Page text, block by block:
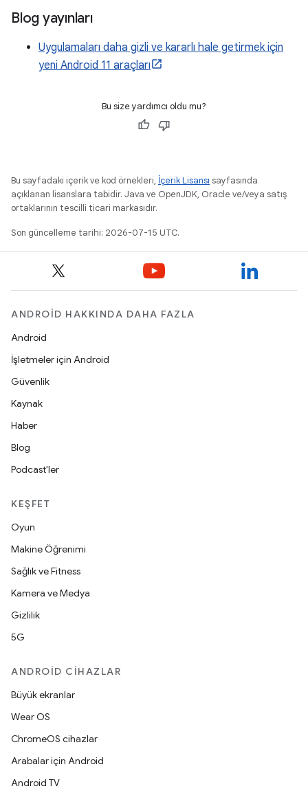
Blog yayınları
Uygulamaları daha gizli ve kararlı hale getirmek için
yeni Android 11 araçları
Bu size yardımcı oldu mu?
Bu sayfadaki içerik ve kod örnekleri, İçerik Lisansı sayfasında
açıklanan lisanslara tabidir. Java ve OpenJDK, Oracle ve/veya satış
ortaklarının tescilli ticari markasıdır.
Son güncelleme tarihi: 2026-07-15 UTC.
ANDROID HAKKINDA DAHA FAZLA
Android
İşletmeler için Android
Güvenlik
Kaynak
Haber
Blog
Podcast'ler
KEŞFET
Oyun
Makine Öğrenimi
Sağlık ve Fitness
Kamera ve Medya
Gizlilik
5G
ANDROID CIHAZLAR
Büyük ekranlar
Wear OS
ChromeOS cihazlar
Arabalar için Android
Android TV